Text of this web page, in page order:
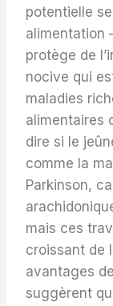
potentielle
alimentation
protège de
nocive qui
maladies
alimentaires
dire si le
comme la
Parkinson,
mais ces
croissant de
avantages
suggèrent